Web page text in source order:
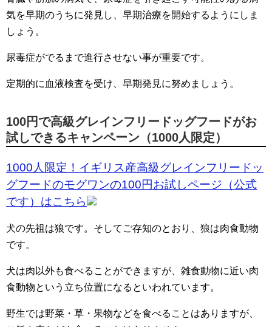
気を早期のうちに発見し、早期治療を開始するようにしま
しょう。
尿毒症がでるまで進行させない事が重要です。
定期的に血液検査を受け、早期発見に努めましょう。
100円で高級グレインフリードッグフードがお
試しできるキャンペーン（1000人限定）
1000人限定！イギリス産高級グレインフリードッ
グフードのモグワンの100円お試しページ（公式
です）はこちら
犬の先祖は狼です。そしてご存知のとおり、狼は肉食動物
です。
犬は肉以外も食べることができますが、雑食動物に近い肉
食動物という立ち位置になるといわれています。
野生では野菜・草・果物などを食べることはありますが、